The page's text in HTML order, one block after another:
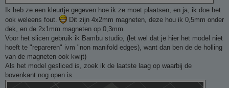
Ik heb ze een kleurtje gegeven hoe ik ze moet plaatsen, en ja, ik doe het
ook weleens fout.
Dit zijn 4x2mm magneten, deze hou ik 0,5mm onder
dek, en de 2x1mm magneten op 0,3mm.
Voor het slicen gebruik ik Bambu studio, (let wel dat je hier het model niet
hoeft te "repareren" ivm "non manifold edges), want dan ben de de holling
van de magneten ook kwijt)
Als het model gesliced is, zoek ik de laatste laag op waarbij de
bovenkant nog open is.